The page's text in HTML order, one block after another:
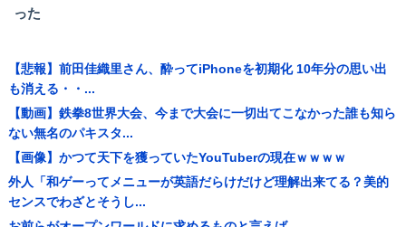
った
【悲報】前田佳織里さん、酔ってiPhoneを初期化 10年分の思い出
も消える・・...
【動画】鉄拳8世界大会、今まで大会に一切出てこなかった誰も知ら
ない無名のパキスタ...
【画像】かつて天下を獲っていたYouTuberの現在ｗｗｗｗ
外人「和ゲーってメニューが英語だらけだけど理解出来てる？美的
センスでわざとそうし...